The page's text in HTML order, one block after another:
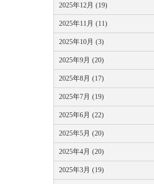
2025年12月 (19)
2025年11月 (11)
2025年10月 (3)
2025年9月 (20)
2025年8月 (17)
2025年7月 (19)
2025年6月 (22)
2025年5月 (20)
2025年4月 (20)
2025年3月 (19)